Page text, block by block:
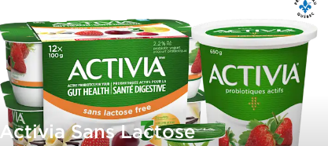
Activia Sans Lactose